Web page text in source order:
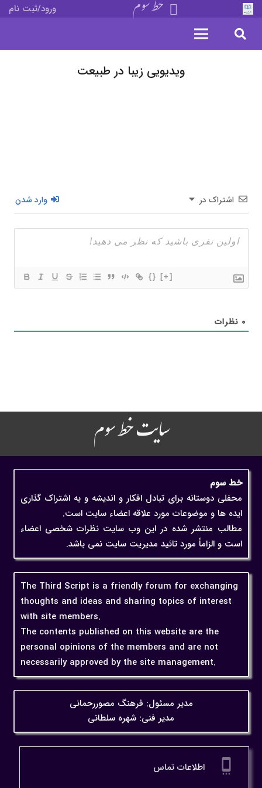
خط سوم ورود/ثبت نام
ویدیویی زیبا در طبیعت
اشتراک در وارد شدن
{} [+]
۰ نظرات
سایت خط سوم
خط سوم
محفلی دوستانه برای تبادل افکار و اندیشه و به اشتراک گذاری
ایده ها و موضوعات مورد علاقه اعضاء سایت است.
مطالب منتشر شده در این وب سایت نظرات شخصی اعضاء
است و الزاماً مورد تائید مدیریت سایت نمی باشد.
The Third Script is a friendly forum for exchanging
thoughts and ideas and sharing topics of interest
with site members.
The contents published on this website are the
personal opinions of the members and are not
necessarily approved by the site management.
مدیر مسئول: فرهنگ مصوررحمانی
مدیر فنی: شهره سلطانی
settings_cell اطلاعات تماس